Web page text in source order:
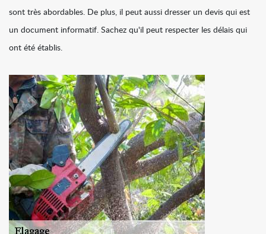
sont très abordables. De plus, il peut aussi dresser un devis qui est
un document informatif. Sachez qu'il peut respecter les délais qui
ont été établis.